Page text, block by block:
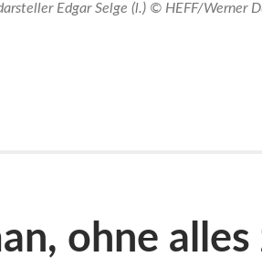
Edgar Selge (l.) © HEFF/Werner
ohne alles